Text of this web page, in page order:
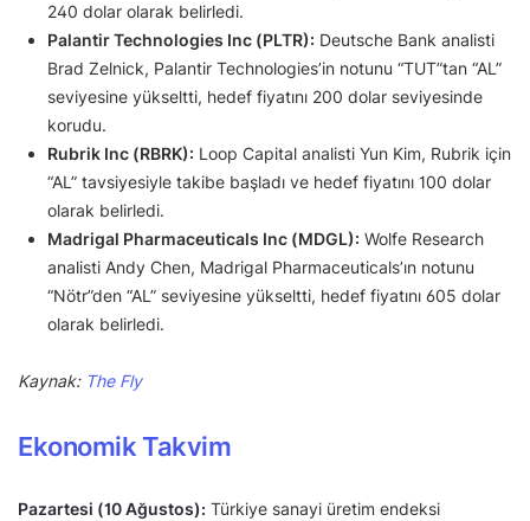
240 dolar olarak belirledi.
Palantir Technologies Inc (PLTR): Deutsche Bank analisti
Brad Zelnick, Palantir Technologies’in notunu “TUT”tan “AL”
seviyesine yükseltti, hedef fiyatını 200 dolar seviyesinde
korudu.
Rubrik Inc (RBRK): Loop Capital analisti Yun Kim, Rubrik için
“AL” tavsiyesiyle takibe başladı ve hedef fiyatını 100 dolar
olarak belirledi.
Madrigal Pharmaceuticals Inc (MDGL): Wolfe Research
analisti Andy Chen, Madrigal Pharmaceuticals’ın notunu
“Nötr”den “AL” seviyesine yükseltti, hedef fiyatını 605 dolar
olarak belirledi.
Kaynak: The Fly
Ekonomik Takvim
Pazartesi (10 Ağustos): Türkiye sanayi üretim endeksi